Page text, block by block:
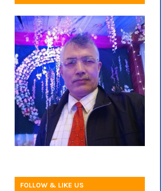
FOLLOW & LIKE US